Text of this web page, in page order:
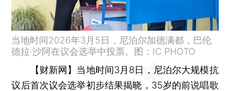
当地时间2026年3月5日，尼泊尔加德满都，巴伦
德拉·沙阿在议会选举中投票。图：IC PHOTO
【财新网】 当地时间3月8日，尼泊尔大规模抗
议后首次议会选举初步结果揭晓，35岁的前说唱歌